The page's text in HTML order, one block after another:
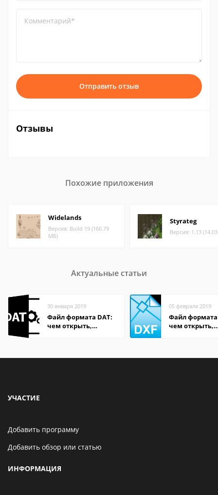
Комментарий*
Отправить отзыв
Отзывы
Похожие приложения
Widelands
Версия: Build 19 (160.79
МБ)
Styrateg
Версия: 1.13
Актуальные статьи
30 января 2019
Файл формата DAT:
чем открыть,
05 февраля 2019
Файл формата
чем открыть,
УЧАСТИЕ
Добавить программу
Добавить обзор или статью
ИНФОРМАЦИЯ